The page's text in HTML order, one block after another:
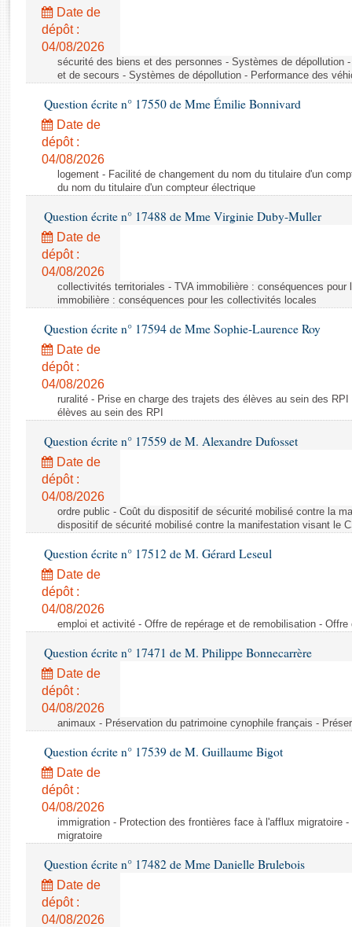
Rapports législatifs
Rapports sur l'application des lois
Baromètre de l’application des lois
Dossiers législatifs
Budget et sécurité sociale
Questions écrites et orales
Comptes rendus des débats
Date de
dépôt :
04/08/2026
sécurité des biens et des personnes - Systèmes de dépollution
et de secours - Systèmes de dépollution - Performance des
Question écrite n° 17550 de Mme Émilie Bonnivard
Date de
dépôt :
04/08/2026
logement - Facilité de changement du nom du titulaire d'un
du nom du titulaire d'un compteur électrique
Question écrite n° 17488 de Mme Virginie Duby-Muller
Date de
dépôt :
04/08/2026
collectivités territoriales - TVA immobilière : conséquences
immobilière : conséquences pour les collectivités locales
Question écrite n° 17594 de Mme Sophie-Laurence Roy
Date de
dépôt :
04/08/2026
ruralité - Prise en charge des trajets des élèves au sein des
élèves au sein des RPI
Question écrite n° 17559 de M. Alexandre Dufosset
Date de
dépôt :
04/08/2026
ordre public - Coût du dispositif de sécurité mobilisé contre la
dispositif de sécurité mobilisé contre la manifestation visant le
Question écrite n° 17512 de M. Gérard Leseul
Date de
dépôt :
04/08/2026
emploi et activité - Offre de repérage et de remobilisation -
Question écrite n° 17471 de M. Philippe Bonnecarrère
Date de
dépôt :
04/08/2026
animaux - Préservation du patrimoine cynophile français -
Question écrite n° 17539 de M. Guillaume Bigot
Date de
dépôt :
04/08/2026
immigration - Protection des frontières face à l'afflux migratoire
migratoire
Question écrite n° 17482 de Mme Danielle Brulebois
Date de
dépôt :
04/08/2026